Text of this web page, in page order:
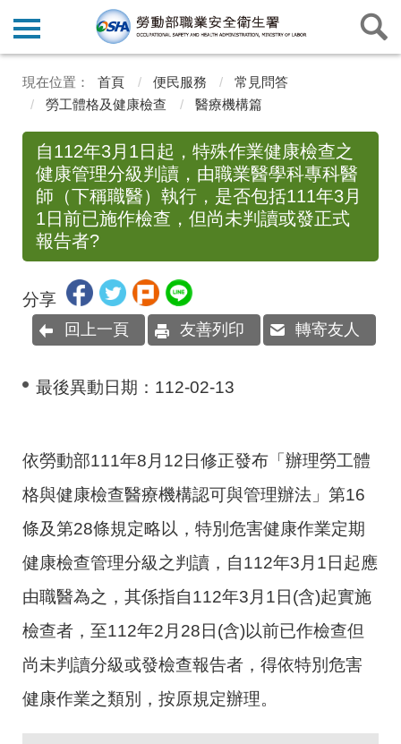
首頁 便民服務
常見問答
勞工體格及健康檢查
醫療機構篇
自112年3月1日起，特殊作業健康檢查之
健康管理分級判讀，由職業醫學科專科醫
師（下稱職醫）執行，是否包括111年3月
1日前已施作檢查，但尚未判讀或發正式
報告者?
分享
回上一頁 友善列印 轉寄友人
最後異動日期： 112-02-13
依勞動部111年8月12日修正發布「辦理勞工體
格與健康檢查醫療機構認可與管理辦法」第16
條及第28條規定略以，特別危害健康作業定期
健康檢查管理分級之判讀，自112年3月1日起應
由職醫為之，其係指自112年3月1日(含)起實施
檢查者，至112年2月28日(含)以前已作檢查但
尚未判讀分級或發檢查報告者，得依特別危害
健康作業之類別，按原規定辦理。